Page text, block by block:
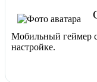
Мобильный геймер с
настройке.